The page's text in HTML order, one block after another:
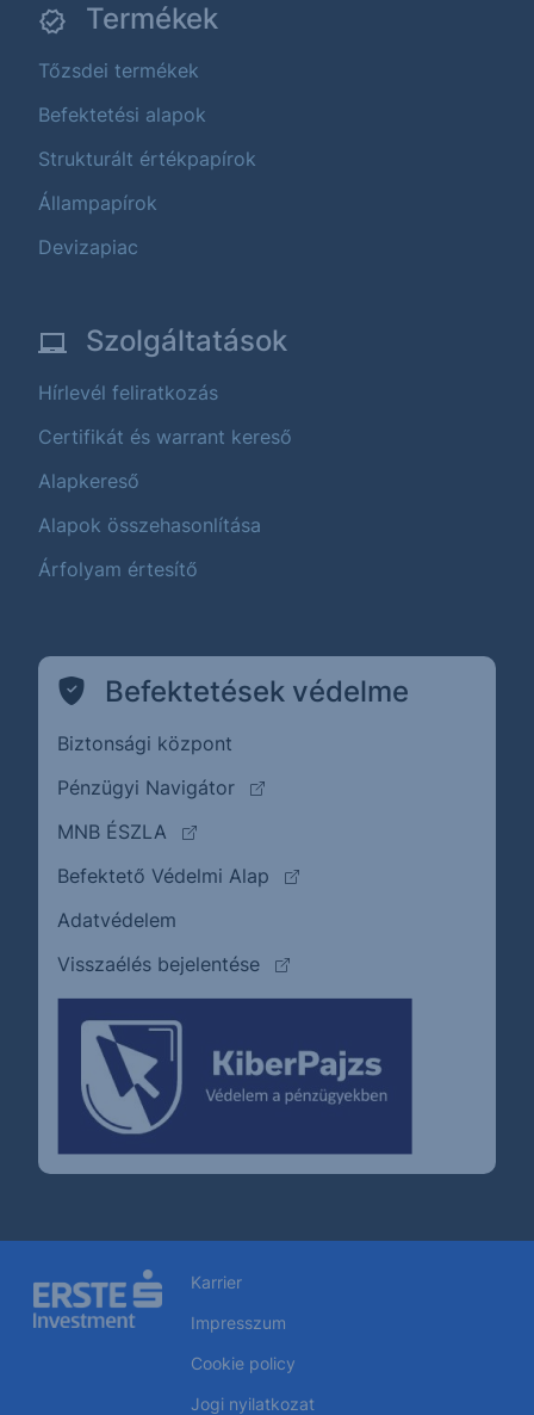
Termékek
Tőzsdei termékek
Befektetési alapok
Strukturált értékpapírok
Állampapírok
Devizapiac
Szolgáltatások
Hírlevél feliratkozás
Certifikát és warrant kereső
Alapkereső
Alapok összehasonlítása
Árfolyam értesítő
Befektetések védelme
Biztonsági központ
Pénzügyi Navigátor
(külső oldalra ugrik)
MNB ÉSZLA
(külső oldalra ugrik)
Befektető Védelmi Alap
(külső oldalra ugrik)
Adatvédelem
Visszaélés bejelentése
(külső oldalra ugrik)
Karrier
Impresszum
Cookie policy
Jogi nyilatkozat